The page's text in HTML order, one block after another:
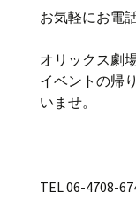
お気軽にお電
オリックス劇
イベントの帰
いませ。
TEL 06-4708-